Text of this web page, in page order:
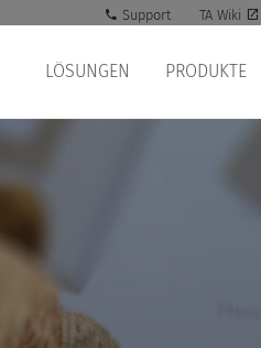
Support TA Wiki
LÖSUNGEN PRODUKTE